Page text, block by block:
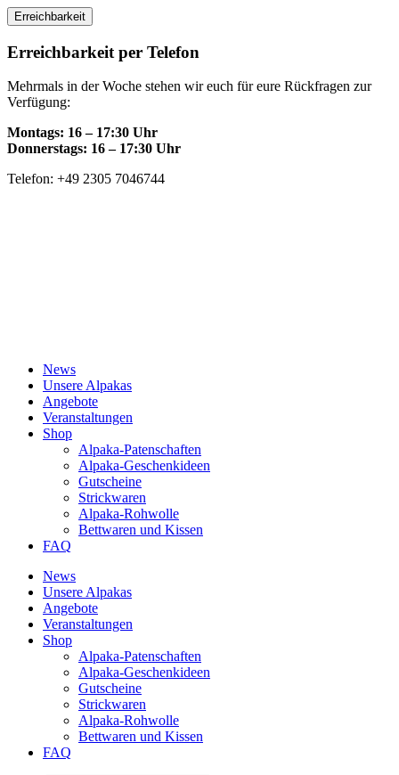
Skip
to
content
Erreichbarkeit
Erreichbarkeit per Telefon
Mehrmals in der Woche stehen wir euch für eure Rückfragen zur
Verfügung:
Montags: 16 – 17:30 Uhr
Donnerstags: 16 – 17:30 Uhr
Telefon: +49 2305 7046744
News
Unsere Alpakas
Angebote
Veranstaltungen
Shop
Alpaka-Patenschaften
Alpaka-Geschenkideen
Gutscheine
Strickwaren
Alpaka-Rohwolle
Bettwaren und Kissen
FAQ
News
Unsere Alpakas
Angebote
Veranstaltungen
Shop
Alpaka-Patenschaften
Alpaka-Geschenkideen
Gutscheine
Strickwaren
Alpaka-Rohwolle
Bettwaren und Kissen
FAQ